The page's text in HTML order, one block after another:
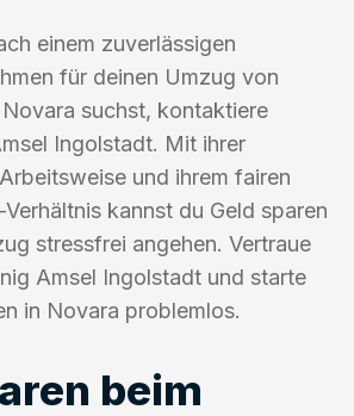
einem zuverlässigen
für deinen Umzug von
suchst, kontaktiere
Ingolstadt. Mit ihrer
und ihrem fairen
kannst du Geld sparen
stressfrei angehen. Vertraue
Amsel Ingolstadt und starte
in Novara problemlos.
beim